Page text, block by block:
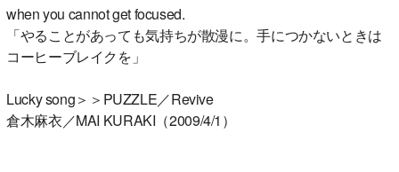
when you cannot get focused.
「やることがあっても気持ちが散漫に。手につかないときは
コーヒーブレイクを」
Lucky song＞＞PUZZLE／Revive
倉木麻衣／MAI KURAKI（2009/4/1）